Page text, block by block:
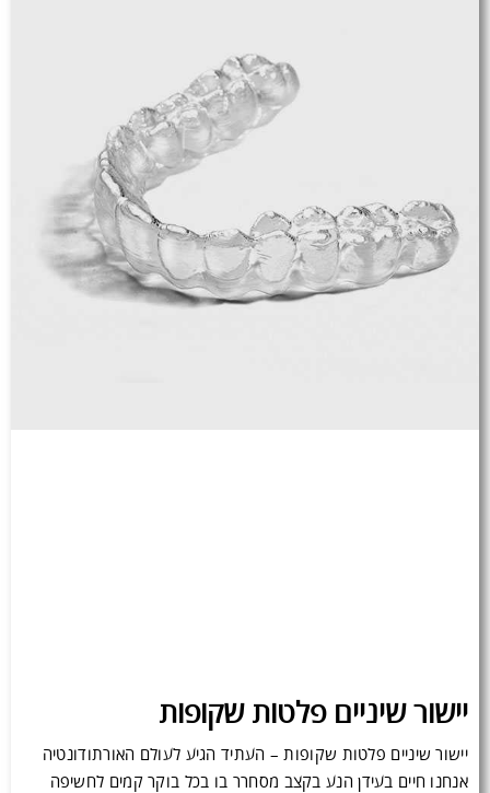
יישור שיניים פלטות שקופות
יישור שיניים פלטות שקופות – העתיד הגיע לעולם האורתודונטיה
אנחנו חיים בעידן הנע בקצב מסחרר בו בכל בוקר קמים לחשיפה